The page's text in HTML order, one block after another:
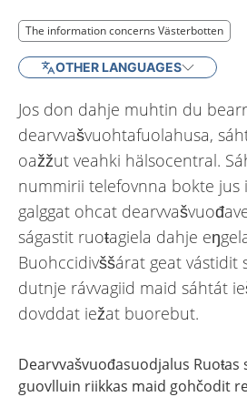
The information concerns Västerbotten
The information concerns Västerbotten
OTHER LANGUAGES
Jos don dahje muhtin du
dearvvašvuohtafuolahusa,
oažžut veahki hälsocentral.
nummirii telefovnna bokte jus
galggat ohcat
ságastit ruoŧagiela dahje
Buohccidivššárat geat
dutnje rávvagiid maid sáhtát
dovddat iežat buorebut.
Dearvvašvuođasuodjalus
guovlluin riikkas maid gohčodit